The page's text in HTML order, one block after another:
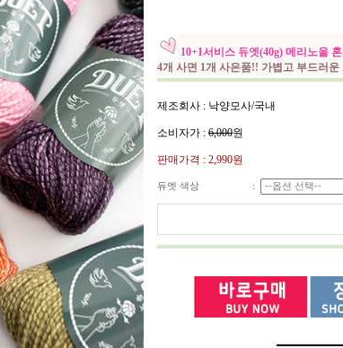
10+1서비스 듀엣(40g) 메리노울
4개 사면 1개 사은품!! 가볍고 부드러
제조회사 : 낙양모사/국내
소비자가 : 6,000원
판매가격 : 2,990원
듀엣 색상 :